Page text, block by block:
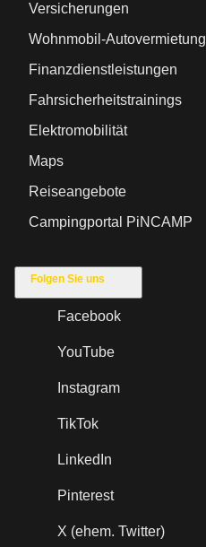
Versicherungen
Wohnmobil-Autovermietung
Finanzdienstleistungen
Fahrsicherheitstrainings
Elektromobilität
Maps
Reiseangebote
Campingportal PiNCAMP
Folgen Sie uns
Facebook
YouTube
Instagram
TikTok
LinkedIn
Pinterest
X (ehem. Twitter)